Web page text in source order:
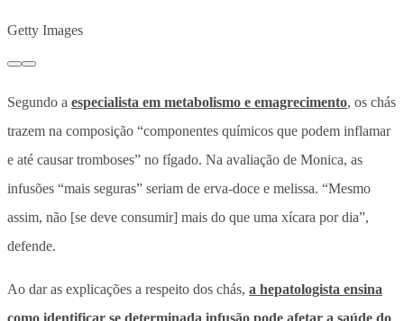
Getty Images
Segundo a especialista em metabolismo e emagrecimento, os chás
trazem na composição “componentes químicos que podem inflamar
e até causar tromboses” no fígado. Na avaliação de Monica, as
infusões “mais seguras” seriam de erva-doce e melissa. “Mesmo
assim, não [se deve consumir] mais do que uma xícara por dia”,
defende.
Ao dar as explicações a respeito dos chás, a hepatologista ensina
como identificar se determinada infusão pode afetar a saúde do